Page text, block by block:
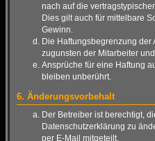
nach auf die
Dies gilt auch für mittelbare
Gewinn.
Die Haftungsbegrenzung der
zugunsten der Mitarbeiter
Ansprüche für eine Haftung
bleiben unberührt.
6. Änderungsvorbehalt
Der Betreiber ist berechtigt,
Datenschutzerklärung zu
per E-Mail mitgeteilt.